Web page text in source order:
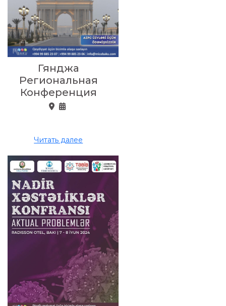
Гянджа
Региональная
Конференция
Читать далее